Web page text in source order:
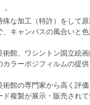
殊な加工（特許）をして
キャンバスの風合いと
術館、ワシントン国立絵
ラーポジフィルムの提
術館の専門家から高く評
複製が展示・販売され